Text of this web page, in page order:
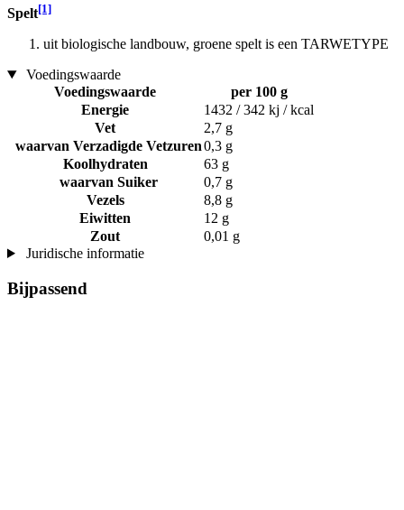
Spelt[1]
uit biologische landbouw, groene spelt is een TARWETYPE
Voedingswaarde
Voedingswaarde
per 100 g
Energie
1432 / 342 kj / kcal
Vet
2,7 g
waarvan Verzadigde Vetzuren0,3 g
Koolhydraten
63 g
waarvan Suiker
0,7 g
Vezels
8,8 g
Eiwitten
12 g
Zout
0,01 g
Juridische informatie
Bijpassend